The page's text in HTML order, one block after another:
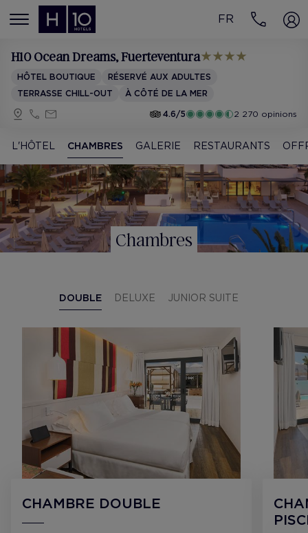
MENÚ
FR
H10 Ocean Dreams, Fuerteventura
HÔTEL BOUTIQUE
RÉSERVÉ AUX ADULTES
TERRASSE CHILL-OUT
À CÔTÉ DE LA MER
4.6/5
2 270 opinions
L'HÔTEL CHAMBRES GALERIE RESTAURANTS
Chambres
DOUBLE DELUXE JUNIOR SUITE
CHAMBRE DOUBLE